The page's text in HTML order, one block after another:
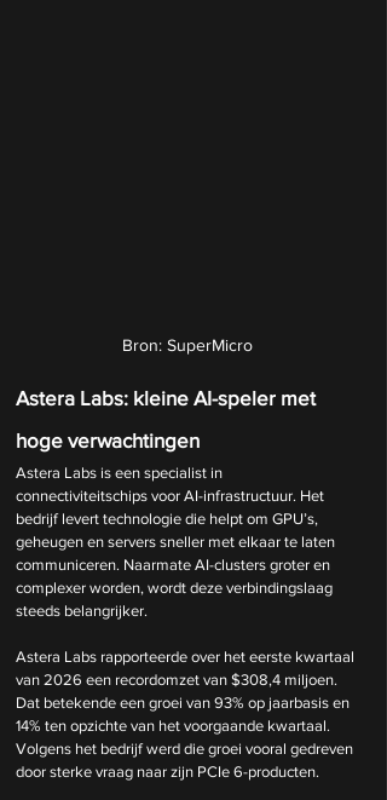
Bron: SuperMicro
Astera Labs: kleine AI-speler met
hoge verwachtingen
Astera Labs is een specialist in
connectiviteitschips voor AI-infrastructuur. Het
bedrijf levert technologie die helpt om GPU’s,
geheugen en servers sneller met elkaar te laten
communiceren. Naarmate AI-clusters groter en
complexer worden, wordt deze verbindingslaag
steeds belangrijker.
Astera Labs rapporteerde over het eerste kwartaal
van 2026 een recordomzet van $308,4 miljoen.
Dat betekende een groei van 93% op jaarbasis en
14% ten opzichte van het voorgaande kwartaal.
Volgens het bedrijf werd die groei vooral gedreven
door sterke vraag naar zijn PCIe 6-producten.